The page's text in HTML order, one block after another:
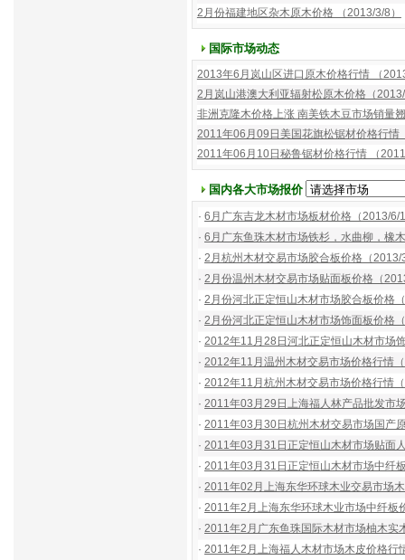
2月份福建地区杂木原木价格 （2013/3/8）
国际市场动态
2013年6月岚山区进口原木价格行情 （
2月岚山港澳大利亚辐射松原木价格（
非洲克隆木价格上涨 南美铁木豆市场销量
2011年06月09日美国花旗松锯材价格行情
2011年06月10日秘鲁锯材价格行情 （
国内各大市场报价
·6月广东吉龙木材市场板材价格（2013/6/
·6月广东鱼珠木材市场铁杉，水曲柳，橡
·2月杭州木材交易市场胶合板价格（2013/
·2月份温州木材交易市场贴面板价格（
·2月份河北正定恒山木材市场胶合板价格
·2月份河北正定恒山木材市场饰面板价格
·2012年11月28日河北正定恒山木材市场
·2012年11月温州木材交易市场价格行情
·2012年11月杭州木材交易市场价格行情
·2011年03月29日上海福人林产品批发市
·2011年03月30日杭州木材交易市场国产
·2011年03月31日正定恒山木材市场贴面
·2011年03月31日正定恒山木材市场中纤
·2011年02月上海东华环球木业交易市场
·2011年2月上海东华环球木业市场中纤板
·2011年2月广东鱼珠国际木材市场柚木实
·2011年2月上海福人木材市场木皮价格行